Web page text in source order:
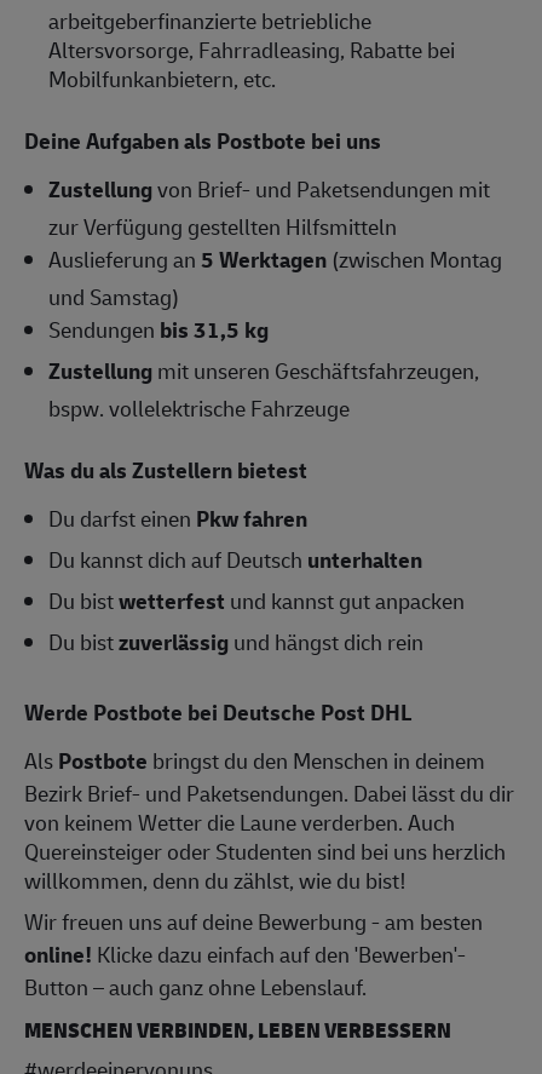
arbeitgeberfinanzierte betriebliche
Altersvorsorge, Fahrradleasing, Rabatte bei
Mobilfunkanbietern, etc.
Deine Aufgaben als Postbote bei uns
Zustellungvon Brief- und Paketsendungen mit
zur Verfügung gestellten Hilfsmitteln
Auslieferung an5 Werktagen (zwischen Montag
und Samstag)
Sendungen bis 31,5 kg
Zustellungmit unseren Geschäftsfahrzeugen,
bspw. vollelektrische Fahrzeuge
Was du als Zustellern bietest
Du darfst einen Pkw fahren
Du kannst dich auf Deutsch unterhalten
Du bistwetterfest und kannst gut anpacken
Du bistzuverlässigund hängst dich rein
Werde Postbote bei Deutsche Post DHL
AlsPostbote bringst du den Menschen in deinem
Bezirk Brief- und Paketsendungen. Dabei lässt du dir
von keinem Wetter die Laune verderben. Auch
Quereinsteiger oder Studenten sind bei uns herzlich
willkommen, denn du zählst, wie du bist!
Wir freuen uns auf deine Bewerbung - am besten
online! Klicke dazu einfach auf den 'Bewerben'-
Button – auch ganz ohne Lebenslauf.
MENSCHEN VERBINDEN, LEBEN VERBESSERN